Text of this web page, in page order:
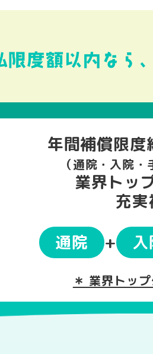
年間補償限
（通院・入院・
業界トッ
充
通院
+
＊ 業界トッ